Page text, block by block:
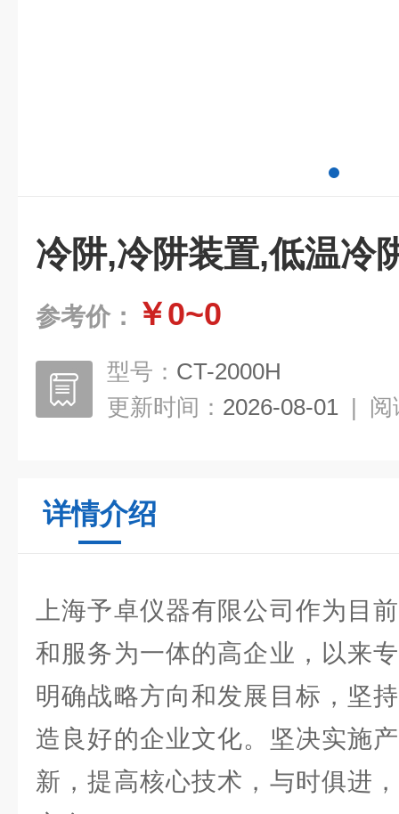
冷阱,冷阱装置,低温冷
参考价： ￥0~0
型号： CT-2000H
更新时间： 2026-08-01 | 阅
详情介绍
上海予卓仪器有限公司作为目
和服务为一体的高企业，以来
明确战略方向和发展目标，坚
造良好的企业文化。坚决实施
新，提高核心技术，与时俱进